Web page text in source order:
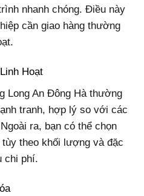
nhanh chóng. Điều này
cần giao hàng thường
Hoạt
Long An Đông Hà thường
tranh, hợp lý so với các
ra, bạn có thể chọn
theo khối lượng và đặc
chi phí.